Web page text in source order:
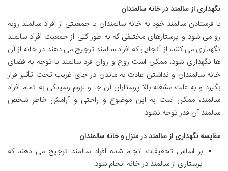
نگهداری از سالمند در خانه سالمندان
با فرستادن سالمند خود به خانه سالمندان با جمعیتی از افراد سالمند روبه
رو می شود و پرستارهای مختلفی که به طور کلی از جمعیت افراد سالمند
نگهداری می کنند، از آنجایی که افراد سالمند ترجیح می دهند در خانه از آن
ها نگهداری شود، ممکن است روح و روان فرد سالمند با توجه به فضای
خانه سالمندان و نداشتن عادت به ماندن در جای غریب تحت تأثیر قرار
بگیرد و به علت مشغله بالا پرستاران آن جا و لزوم رسیدگی به تمام افراد
سالمند، ممکن است به این موضوع و راحتی و آرامش خاطر شخص
سالمند آن قدر توجه نشود.
مقایسه نگهداری از سالمند در منزل و خانه سالمندان
بر اساس تحقیقات انجام شده افراد سالمند ترجیح می دهند که
پرستاری از سالمند در خانه انجام شود.